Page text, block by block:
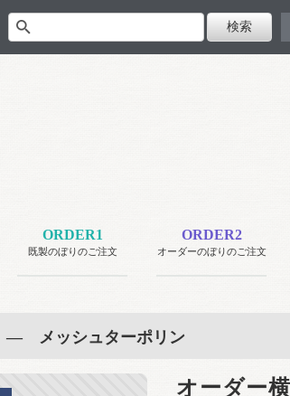
ORDER1
既製のぼりのご注文
ORDER2
オーダーのぼりのご注文
― メッシュターポリン
オーダー